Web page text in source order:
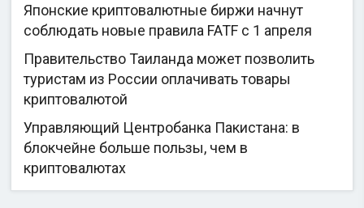
Японские криптовалютные биржи начнут
соблюдать новые правила FATF с 1 апреля
Правительство Таиланда может позволить
туристам из России оплачивать товары
криптовалютой
Управляющий Центробанка Пакистана: в
блокчейне больше пользы, чем в
криптовалютах